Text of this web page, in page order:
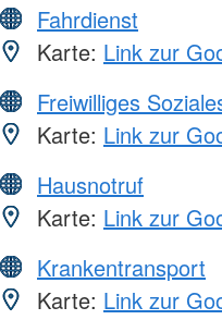
Fahrdienst
Karte: Link zur
Freiwilliges
Karte: Link zur
Hausnotruf
Karte: Link zur
Krankentransport
Karte: Link zur